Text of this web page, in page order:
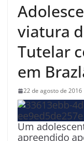
viatura
Tutelar
em
22 de agosto de 2016
Um
apreendido